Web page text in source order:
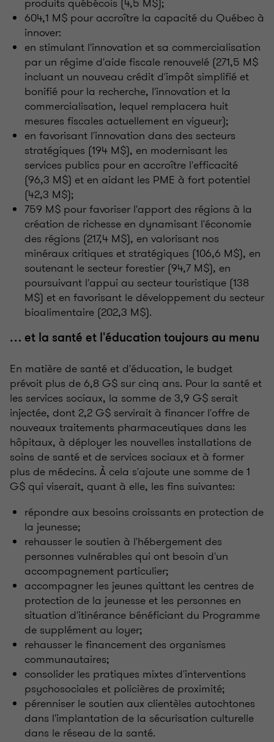
produits québécois (4,5 M$);
604,1 M$ pour accroître la capacité du Québec à
innover:
en stimulant l'innovation et sa commercialisation
par un régime d'aide fiscale renouvelé (271,5 M$
incluant un nouveau crédit d'impôt simplifié et
bonifié pour la recherche, l'innovation et la
commercialisation, lequel remplacera huit
mesures fiscales actuellement en vigueur);
en favorisant l'innovation dans des secteurs
stratégiques (194 M$), en modernisant les
services publics pour en accroître l'efficacité
(96,3 M$) et en aidant les PME à fort potentiel
(42,3 M$);
759 M$ pour favoriser l'apport des régions à la
création de richesse en dynamisant l'économie
des régions (217,4 M$), en valorisant nos
minéraux critiques et stratégiques (106,6 M$), en
soutenant le secteur forestier (94,7 M$), en
poursuivant l'appui au secteur touristique (138
M$) et en favorisant le développement du secteur
bioalimentaire (202,3 M$).
… et la santé et l'éducation toujours au menu
En matière de santé et d'éducation, le budget
prévoit plus de 6,8 G$ sur cinq ans. Pour la santé et
les services sociaux, la somme de 3,9 G$ serait
injectée, dont 2,2 G$ servirait à financer l'offre de
nouveaux traitements pharmaceutiques dans les
hôpitaux, à déployer les nouvelles installations de
soins de santé et de services sociaux et à former
plus de médecins. À cela s'ajoute une somme de 1
G$ qui viserait, quant à elle, les fins suivantes:
répondre aux besoins croissants en protection de
la jeunesse;
rehausser le soutien à l'hébergement des
personnes vulnérables qui ont besoin d'un
accompagnement particulier;
accompagner les jeunes quittant les centres de
protection de la jeunesse et les personnes en
situation d'itinérance bénéficiant du Programme
de supplément au loyer;
rehausser le financement des organismes
communautaires;
consolider les pratiques mixtes d'interventions
psychosociales et policières de proximité;
pérenniser le soutien aux clientèles autochtones
dans l'implantation de la sécurisation culturelle
dans le réseau de la santé.